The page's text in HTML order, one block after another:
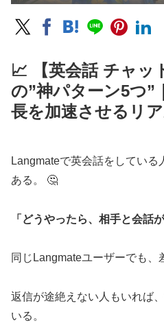
📈 【英会話 チャッ
の”神パターン5つ”
長を加速させるリ
Langmateで英会話をしてい
ある。 🤔
「どうやったら、相手と会話
同じLangmateユーザーでも、
返信が途絶えない人もいれば
いる。